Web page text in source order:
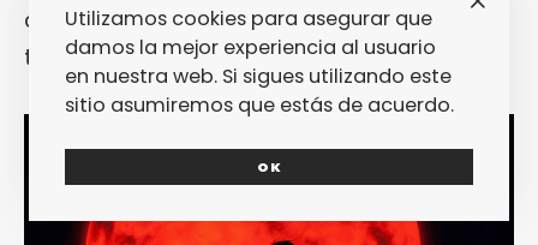
corta que nos dejó con ganas de verle
tocando hasta que el festival acabara.
Utilizamos cookies para asegurar que
damos la mejor experiencia al usuario
en nuestra web. Si sigues utilizando este
sitio asumiremos que estás de acuerdo.
OK